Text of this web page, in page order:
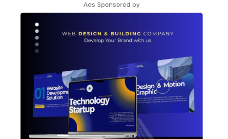
Nirmeke
Ads Sponsored by